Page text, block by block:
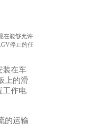
在能够允许
停止的任
装在车
上的滑
工作电
的运输